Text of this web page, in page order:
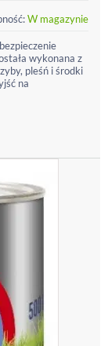
W magazynie
wykonana z
pleśń i środki
na